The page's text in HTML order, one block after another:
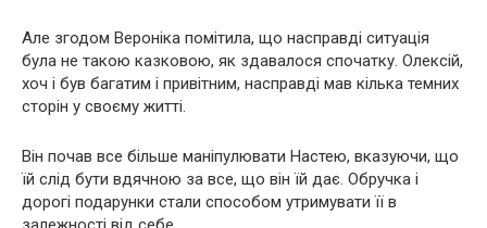
Але згодом Вероніка помітила, що насправді ситуація
була не такою казковою, як здавалося спочатку. Олексій,
хоч і був багатим і привітним, насправді мав кілька темних
сторін у своєму житті.
Він почав все більше маніпулювати Настею, вказуючи, що
їй слід бути вдячною за все, що він їй дає. Обручка і
дорогі подарунки стали способом утримувати її в